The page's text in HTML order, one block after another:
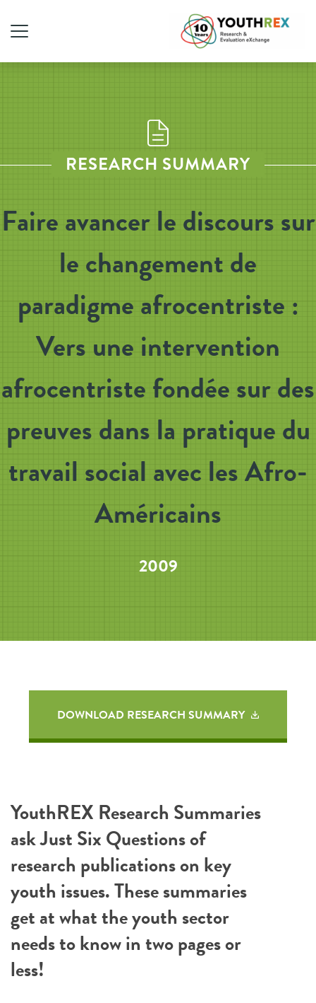
RESEARCH SUMMARY
Faire avancer le discours sur
le changement de
paradigme afrocentriste :
Vers une intervention
afrocentriste fondée sur des
preuves dans la pratique du
travail social avec les Afro-
Américains
2009
DOWNLOAD RESEARCH SUMMARY
YouthREX Research Summaries
ask Just Six Questions of
research publications on key
youth issues. These summaries
get at what the youth sector
needs to know in two pages or
less!